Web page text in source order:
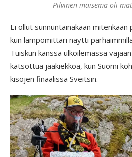
Pilvinen maisema oli
Ei ollut sunnuntainakaan mitenkään
kun lämpömittari näytti
Tuiskun kanssa ulkoilemassa
katsottua jääkiekkoa, kun Suomi
kisojen finaalissa Sveitsin.